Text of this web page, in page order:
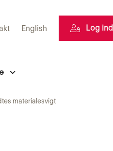
English Log ind
materialesvigt